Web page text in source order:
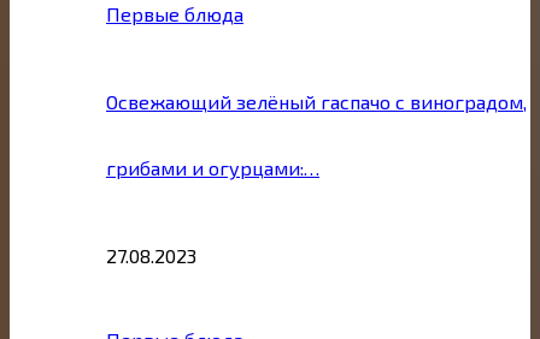
Первые блюда
Освежающий зелёный гаспачо с виноградом,
грибами и огурцами:…
27.08.2023